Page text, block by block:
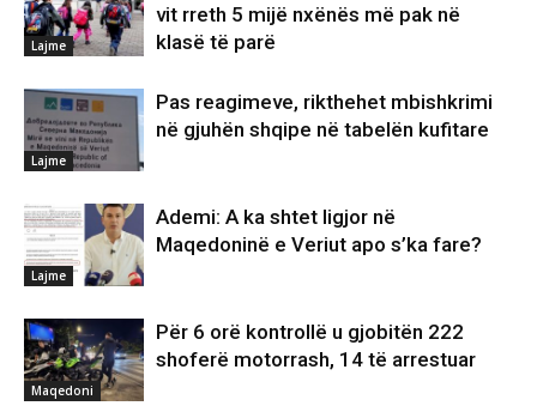
Lajme
vit rreth 5 mijë nxënës më pak në
klasë të parë
Lajme
Pas reagimeve, rikthehet mbishkrimi
në gjuhën shqipe në tabelën kufitare
Lajme
Ademi: A ka shtet ligjor në
Maqedoninë e Veriut apo s’ka fare?
Maqedoni
Për 6 orë kontrollë u gjobitën 222
shoferë motorrash, 14 të arrestuar